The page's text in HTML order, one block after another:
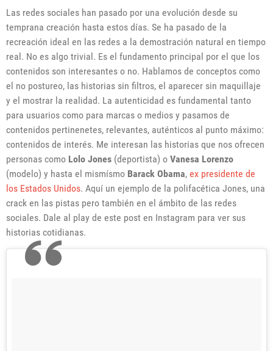
Las redes sociales han pasado por una evolución desde su
temprana creación hasta estos días. Se ha pasado de la
recreación ideal en las redes a la demostración natural en tiempo
real. No es algo trivial. Es el fundamento principal por el que los
contenidos son interesantes o no. Hablamos de conceptos como
el no postureo, las historias sin filtros, el aparecer sin maquillaje
y el mostrar la realidad. La autenticidad es fundamental tanto
para usuarios como para marcas o medios y pasamos de
contenidos pertinenetes, relevantes, auténticos al punto máximo:
contenidos de interés. Me interesan las historias que nos ofrecen
personas como Lolo Jones (deportista) o Vanesa Lorenzo
(modelo) y hasta el mismísmo Barack Obama, ex presidente de
los Estados Unidos. Aquí un ejemplo de la polifacética Jones, una
crack en las pistas pero también en el ámbito de las redes
sociales. Dale al play de este post en Instagram para ver sus
historias cotidianas.